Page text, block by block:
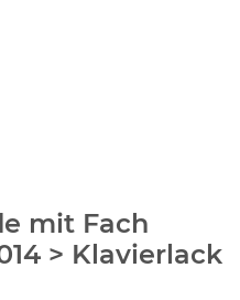
mit Fach
> Klavierlack